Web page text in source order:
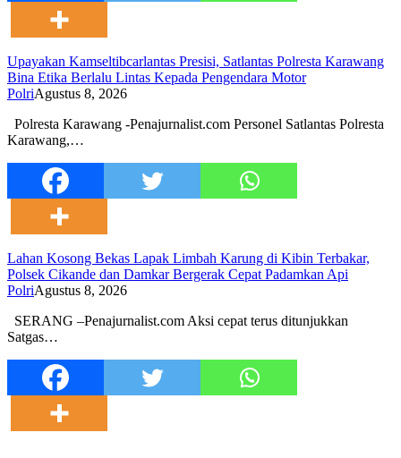
Upayakan Kamseltibcarlantas Presisi, Satlantas Polresta Karawang
Bina Etika Berlalu Lintas Kepada Pengendara Motor
PolriAgustus 8, 2026
Polresta Karawang -Penajurnalist.com Personel Satlantas Polresta
Karawang,…
Lahan Kosong Bekas Lapak Limbah Karung di Kibin Terbakar,
Polsek Cikande dan Damkar Bergerak Cepat Padamkan Api
PolriAgustus 8, 2026
SERANG –Penajurnalist.com Aksi cepat terus ditunjukkan
Satgas…